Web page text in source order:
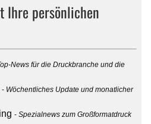
Ihre persönlichen
News für die Druckbranche und die
Wöchentliches Update und monatlicher
Spezialnews zum Großformatdruck